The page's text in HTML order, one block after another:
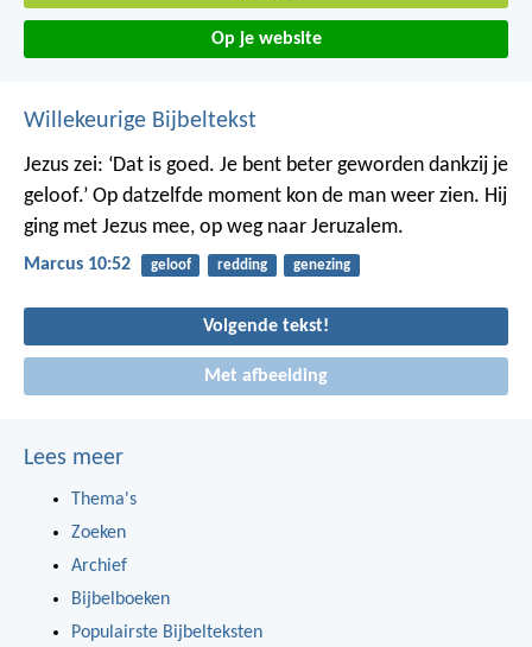
Op je website
Willekeurige Bijbeltekst
Jezus zei: ‘Dat is goed. Je bent beter geworden dankzij je
geloof.’ Op datzelfde moment kon de man weer zien. Hij
ging met Jezus mee, op weg naar Jeruzalem.
Marcus 10:52 geloof redding genezing
Volgende tekst!
Met afbeelding
Lees meer
Thema's
Zoeken
Archief
Bijbelboeken
Populairste Bijbelteksten